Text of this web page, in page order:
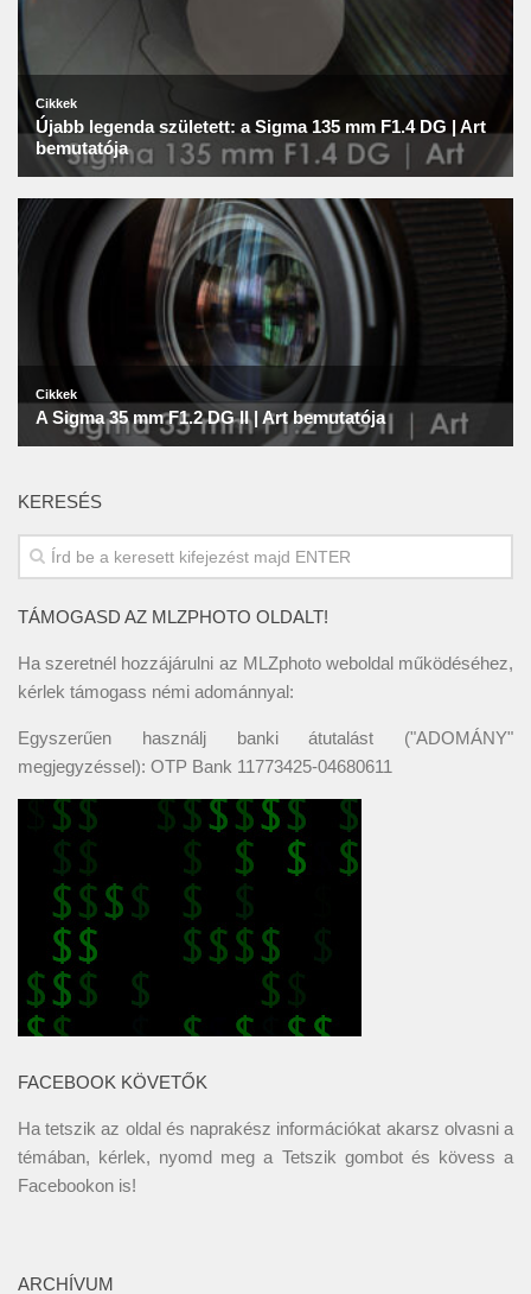
KERESÉS
TÁMOGASD AZ MLZPHOTO OLDALT!
Ha szeretnél hozzájárulni az MLZphoto weboldal működéséhez,
kérlek támogass némi adománnyal:
Egyszerűen használj banki átutalást ("ADOMÁNY"
megjegyzéssel): OTP Bank 11773425-04680611
FACEBOOK KÖVETŐK
Ha tetszik az oldal és naprakész információkat akarsz olvasni a
témában, kérlek, nyomd meg a Tetszik gombot és kövess a
Facebookon is!
ARCHÍVUM